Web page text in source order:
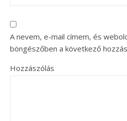
A nevem, e-mail címem, és
böngészőben a következő
Hozzászólás